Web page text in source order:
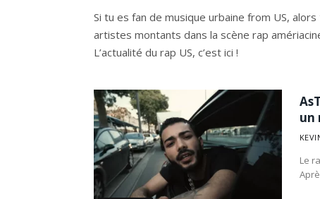
Si tu es fan de musique urbaine from US,
artistes montants dans la scène rap
L’actualité du rap US, c’est ici !
un
Le